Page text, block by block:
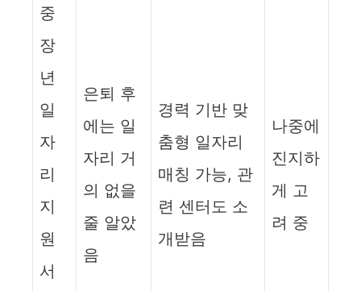
중
장
년
일
자
리
지
원
서
은퇴 후
에는 일
자리 거
의 없을
줄 알았
음
경력 기반 맞
춤형 일자리
매칭 가능, 관
련 센터도 소
개받음
나중에
진지하
게 고
려 중